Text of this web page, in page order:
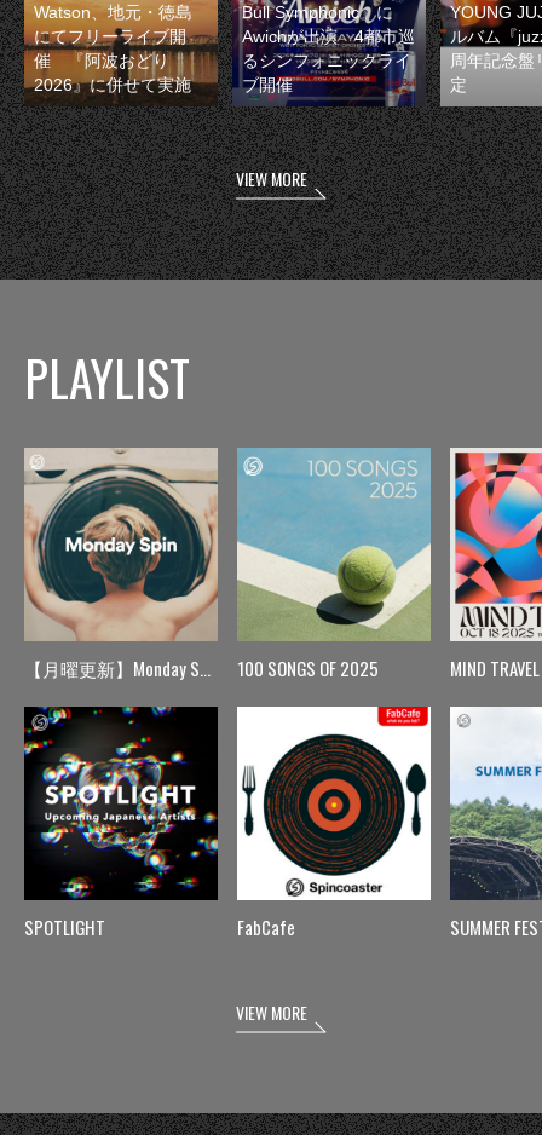
Watson、地元・徳島
にてフリーライブ開
催 『阿波おどり
2026』に併せて実施
Bull Symphonic』に
Awichが出演 4都市巡
るシンフォニックライ
ブ開催
YOUNG
ルバム『
周年記念盤
定
VIEW MORE
PLAYLIST
【月曜更新】Monday Spin
SPOTLIGHT
100 SONGS OF 2025
FabCafe
MIND TRAVEL
SUMMER
VIEW MORE